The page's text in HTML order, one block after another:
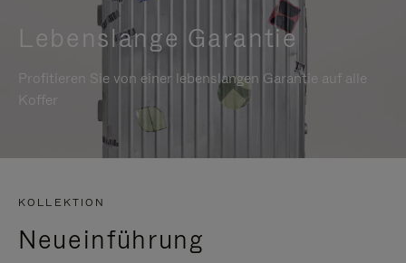
Lebenslange Garantie
Profitieren Sie von einer lebenslangen Garantie auf alle
Koffer
KOLLEKTION
Neueinführung